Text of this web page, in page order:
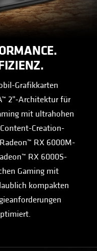
Grafikkarten
2"-Architektur für
mit ultrahohen
Creation-
RX 6000M-
RX 6000S-
Gaming mit
kompakten